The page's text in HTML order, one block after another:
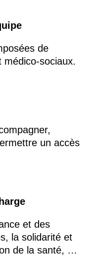
de
médico-sociaux.
un accès
et des
la solidarité et
de la santé, …